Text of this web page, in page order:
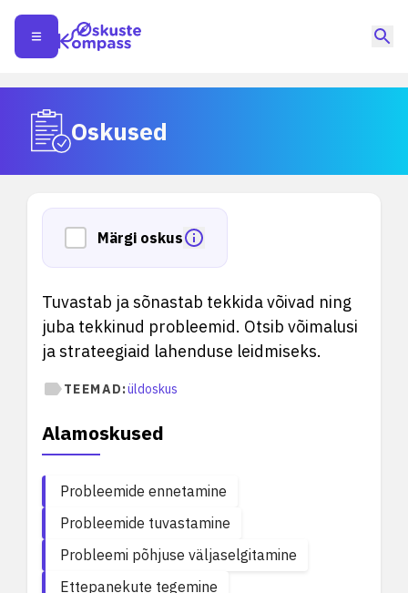
Oskused
Märgi oskus
Tuvastab ja sõnastab tekkida võivad ning
juba tekkinud probleemid. Otsib võimalusi
ja strateegiaid lahenduse leidmiseks.
TEEMAD:üldoskus
Alamoskused
Probleemide ennetamine
Probleemide tuvastamine
Probleemi põhjuse väljaselgitamine
Ettepanekute tegemine